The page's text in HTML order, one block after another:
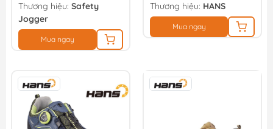
Thương hiệu: Safety
Jogger
Mua ngay
Thương hiệu: HANS
Mua ngay